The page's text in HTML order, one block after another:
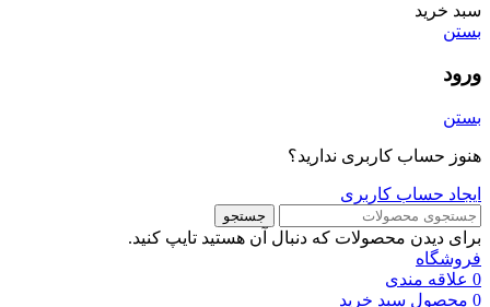
سبد خرید
بستن
ورود
بستن
هنوز حساب کاربری ندارید؟
ایجاد حساب کاربری
جستجو
برای دیدن محصولات که دنبال آن هستید تایپ کنید.
فروشگاه
0 علاقه مندی
0 محصول سبد خرید